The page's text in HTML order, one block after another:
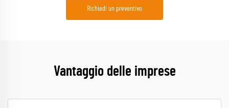
Richiedi un preventivo
Vantaggio delle imprese